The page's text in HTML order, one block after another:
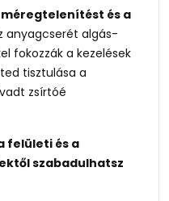
és a
anyagcserét algás-
fokozzák a kezelések
tisztulása a
zsírtóé
felületi és a
szabadulhatsz